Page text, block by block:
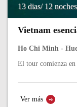
13 dias/ 12 noches
Vietnam
Ho Chi Minh -
El tour comienza
vibrante nos dan la...
Ver más